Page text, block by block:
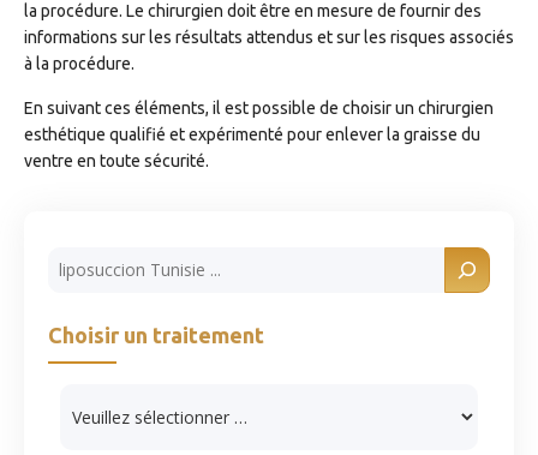
la procédure. Le chirurgien doit être en mesure de fournir des
informations sur les résultats attendus et sur les risques associés
à la procédure.
En suivant ces éléments, il est possible de choisir un chirurgien
esthétique qualifié et expérimenté pour enlever la graisse du
ventre en toute sécurité.
Rechercher
Choisir un traitement
Catégories